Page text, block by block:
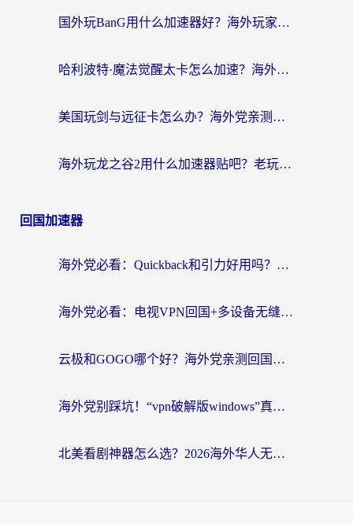
国外玩BanG用什么加速器好？海外玩家亲测的国服游戏加速终极方案
哈利波特·魔法觉醒太卡怎么加速？海外党亲测有效的国服游戏加速指南
美国玩剑与远征卡怎么办？海外党亲测有效的国服游戏加速指南
海外玩龙之谷2用什么加速器贴吧？老玩家实测推荐，附新加坡猎魂觉醒国外剑与远征加速攻略
回国加速器
海外党必看：Quickback和引力好用吗？3分钟搞懂回国加速器怎么选
海外党必看：电视VPN回国+多设备无缝访问国内资源的实用指南
云极和GOGO哪个好？海外党亲测回国加速器选择指南（附iOS免费&Windows VPN实用技巧）
海外党别踩坑！“vpn破解版windows”真的能用？教你选对回国加速器无缝刷国内资源
北美看剧神器怎么选？2026海外华人无缝访问国内资源全攻略